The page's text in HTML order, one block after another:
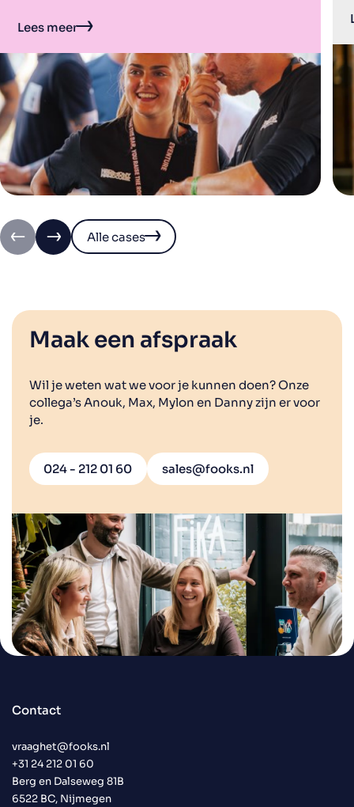
Lees meer
Alle cases
Maak een afspraak
Wil je weten wat we voor je kunnen doen? Onze
collega’s Anouk, Max, Mylon en Danny zijn er voor
je.
024 - 212 01 60 sales@fooks.nl
Contact
vraaghet@fooks.nl
+31 24 212 01 60
Berg en Dalseweg 81B
6522 BC, Nijmegen